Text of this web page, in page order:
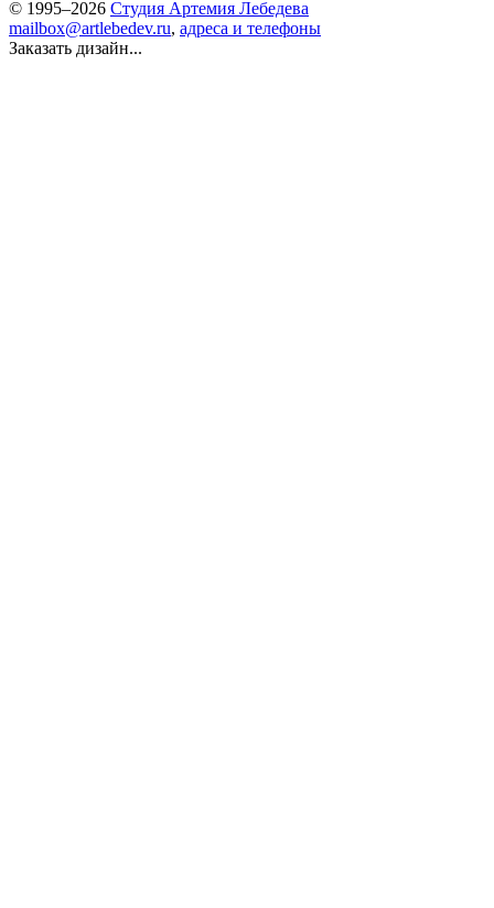
© 1995–2026 Студия Артемия Лебедева
mailbox@artlebedev.ru, адреса и телефоны
Заказать дизайн...